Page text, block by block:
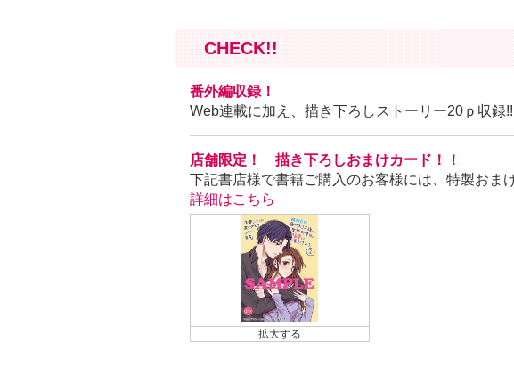
CHECK!!
番外編収録！
Web連載に加え、描き下ろしストーリー20ｐ収録!!
店舗限定！ 描き下ろしおまけカード！！
下記書店様で書籍ご購入のお客様には、特製おま
詳細はこちら